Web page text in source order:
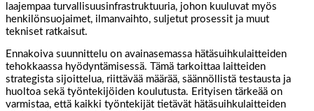
laajempaa turvallisuusinfrastruktuuria, johon kuuluvat myös
henkilönsuojaimet, ilmanvaihto, suljetut prosessit ja muut
tekniset ratkaisut.
Ennakoiva suunnittelu on avainasemassa hätäsuihkulaitteiden
tehokkaassa hyödyntämisessä. Tämä tarkoittaa laitteiden
strategista sijoittelua, riittävää määrää, säännöllistä testausta ja
huoltoa sekä työntekijöiden koulutusta. Erityisen tärkeää on
varmistaa, että kaikki työntekijät tietävät hätäsuihkulaitteiden